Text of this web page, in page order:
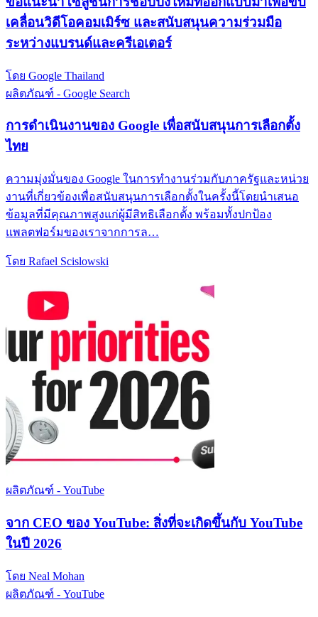
เคลื่อนวิดีโอคอมเมิร์ซ และสนับสนุนความร่วมมือ
ระหว่างแบรนด์และครีเอเตอร์
โดย Google Thailand
ผลิตภัณฑ์ - Google Search
การดำเนินงานของ Google เพื่อสนับสนุนการเลือกตั้ง
ไทย
ความมุ่งมั่นของ Google ในการทำงานร่วมกับภาครัฐและหน่วย
งานที่เกี่ยวข้องเพื่อสนับสนุนการเลือกตั้งในครั้งนี้โดยนำเสนอ
ข้อมูลที่มีคุณภาพสูงแก่ผู้มีสิทธิเลือกตั้ง พร้อมทั้งปกป้อง
แพลตฟอร์มของเราจากการล…
โดย Rafael Scislowski
ผลิตภัณฑ์ - YouTube
จาก CEO ของ YouTube: สิ่งที่จะเกิดขึ้นกับ YouTube
ในปี 2026
โดย Neal Mohan
ผลิตภัณฑ์ - YouTube